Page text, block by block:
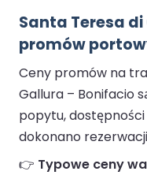
Santa Teresa
promów
Ceny promów na
Gallura – Bonifacio
popytu,
dokonano
👉 Typowe ceny